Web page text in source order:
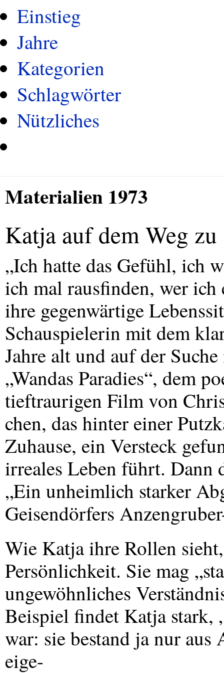
Einstieg
Jahre
Kategorien
Schlagwörter
Nützliches
Materialien 1973
Katja auf dem Weg zu
„Ich hatte das Gefühl, ich
ich mal rausfinden, wer
ihre gegenwärtige
Schauspielerin mit dem
Jahre alt und auf der
„Wandas Paradies“, dem
tieftraurigen Film von
chen, das hinter einer
Zuhause, ein Versteck
irreales Leben führt. Dann
„Ein unheimlich starker
Geisendörfers
Wie Katja ihre Rollen
Persönlichkeit. Sie mag
ungewöhnliches
Beispiel findet Katja stark,
war: sie bestand ja nur aus
eige-